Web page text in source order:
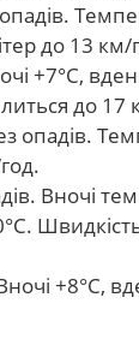
до 13 км/
+7°С,
до 17
опадів.
Вночі
+8°С,